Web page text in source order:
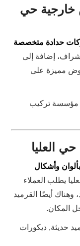
خارجية حي
حدادة متخصصة
إضافة إلى
مميزة على
مؤسسة تركيب
العليا
وأشكال
يطلب العملاء
وهناك أيضًا القرميد
المكان.
حديثة, ديكورات